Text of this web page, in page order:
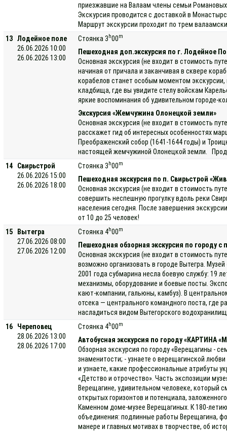
приезжавшие на Валаам члены семьи
Экскурсия проводится с доставкой в
Маршрут экскурсии проходит по трем
13 Лодейное поле
26.06.2026 10:00
26.06.2026 13:00
Стоянка 3 h00m
Пешеходная доп.экскурсия по г. Лодейное
Основная экскурсия (не входит в стоимость
начиная от причала и заканчивая в сквере
корабелов станет особым моментом
кладбища, где вы увидите стелу войскам
яркие воспоминания об удивительном городе-
Экскурсия «Жемчужина Олонецкой земли»
Основная экскурсия (не входит в стоимость
расскажет гид об интересных особенностях
Преображенский собор (1641-1644 годы) и
настоящей жемчужиной Олонецкой земли.
14
Свирьстрой
26.06.2026 15:00
26.06.2026 18:00
Стоянка 3 h00m
Пешеходная экскурсия по п. Свирьстрой
Основная экскурсия (не входит в стоимость
совершить неспешную прогулку вдоль реки
населения сегодня. После завершения
от 10 до 25 человек!
15
Вытегра
27.06.2026 08:00
27.06.2026 12:00
Стоянка 4h00m
Пешеходная обзорная экскурсия по городу
Основная экскурсия (не входит в стоимость
возможно организовать в городе Вытегра.
2001 года субмарина несла боевую службу: 19
механизмы, оборудование и боевые посты.
кают-компании, гальюны, камбуз). В
отсека — центрального командного поста, где
насладиться видом Вытегорского
16
Череповец
28.06.2026 13:00
28.06.2026 17:00
Стоянка 4h00m
Автобусная экскурсия по городу «КАРТИНА
Обзорная экскурсия по городу «Верещагины -
знаменитости; - узнаете о верещагинской
и узнаете, какие профессиональные атрибуты
«Детство и отрочество». Часть экспозиции
Верещагине, удивительном человеке, который
открытых горизонтов и потенциала,
Каменном доме-музее Верещагиных. К 180-
объединения: подлинные работы Верещагина,
манере и главных мотивах в творчестве, об